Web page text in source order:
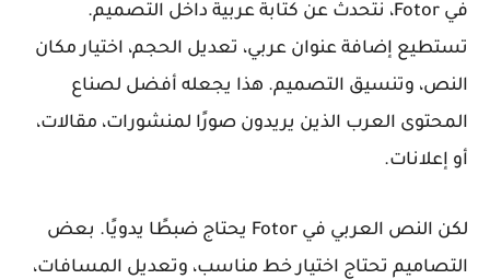
في Fotor، نتحدث عن كتابة عربية داخل التصميم.
تستطيع إضافة عنوان عربي، تعديل الحجم، اختيار مكان
النص، وتنسيق التصميم. هذا يجعله أفضل لصناع
المحتوى العرب الذين يريدون صورًا لمنشورات، مقالات،
أو إعلانات.
لكن النص العربي في Fotor يحتاج ضبطًا يدويًا. بعض
التصاميم تحتاج اختيار خط مناسب، وتعديل المسافات،